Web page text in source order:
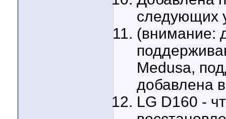
следующих
(внимание:
Medusa,
добавлена
LG D160 -